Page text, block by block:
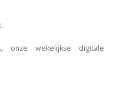
onze wekelijkse digitale